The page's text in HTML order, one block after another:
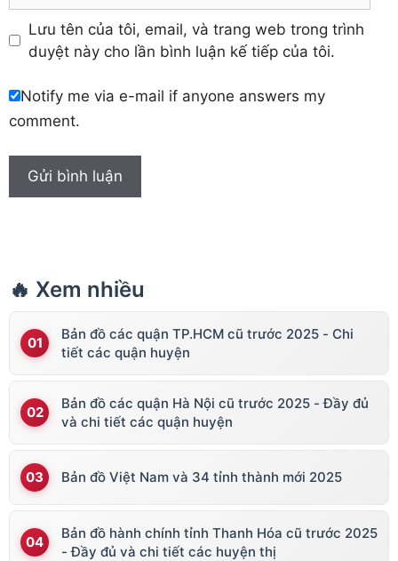
Lưu tên của tôi, email, và trang web trong trình
duyệt này cho lần bình luận kế tiếp của tôi.
Notify me via e-mail if anyone answers my
comment.
🔥 Xem nhiều
Bản đồ các quận TP.HCM cũ trước 2025 - Chi
tiết các quận huyện
Bản đồ các quận Hà Nội cũ trước 2025 - Đầy đủ
và chi tiết các quận huyện
Bản đồ Việt Nam và 34 tỉnh thành mới 2025
Bản đồ hành chính tỉnh Thanh Hóa cũ trước 2025
- Đầy đủ và chi tiết các huyện thị